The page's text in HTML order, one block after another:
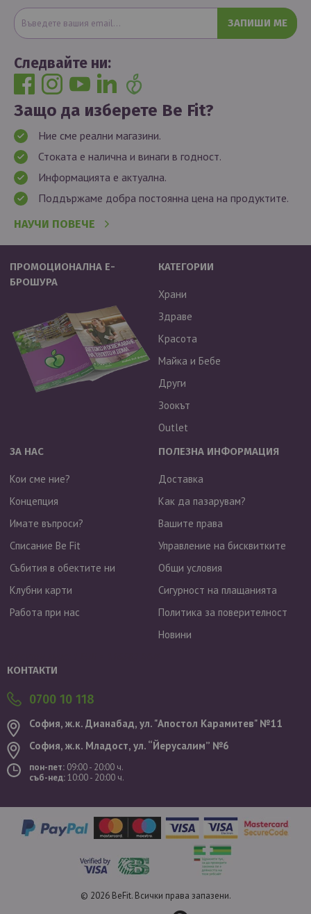
ЗАПИШИ МЕ
Следвайте ни:
Защо да изберете Be Fit?
Ние сме реални магазини.
Стоката е налична и винаги в годност.
Информацията е актуална.
Поддържаме добра постоянна цена на продуктите.
НАУЧИ ПОВЕЧЕ
ПРОМОЦИОНАЛНА Е-
БРОШУРА
КАТЕГОРИИ
Храни
Здраве
Красота
Майка и Бебе
Други
Зоокът
Outlet
ЗА НАС
Кои сме ние?
Концепция
Имате въпроси?
Списание Be Fit
Събития в обектите ни
Клубни карти
Работа при нас
ПОЛЕЗНА ИНФОРМАЦИЯ
Доставка
Как да пазарувам?
Вашите права
Управление на бисквитките
Общи условия
Сигурност на плащанията
Политика за поверителност
Новини
КОНТАКТИ
0700 10 118
София, ж.к. Дианабад, ул. "Aпостол Карамитев" №11
София, ж.к. Младост, ул. “Йерусалим” №6
пон-пет: 09:00 - 20:00 ч.
съб-нед:10:00 - 20:00 ч.
© 2026 BeFit. Всички права запазени.